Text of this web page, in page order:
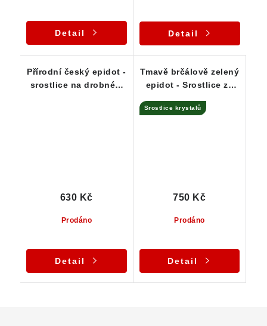
Detail Detail
Přírodní český epidot -
srostlice na drobném
Prodáno
630 Kč
Detail
Tmavě brčálově zelený
epidot - Srostlice ze
Srostlice krystalů
Prodáno
750 Kč
Detail